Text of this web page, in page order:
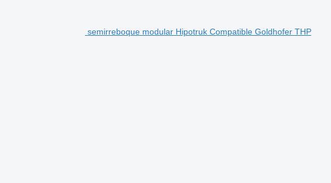
semirreboque modular Hipotruk Compatible Goldhofer THP